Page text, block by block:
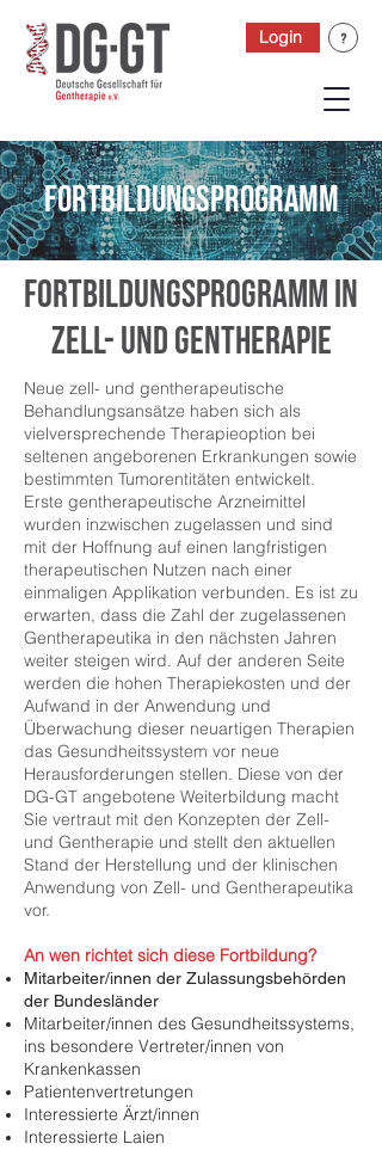
Login
Fortbildungsprogramm
Fortbildungsprogramm in
zell- und gentherapie
Neue zell- und gentherapeutische
Behandlungsansätze haben sich als
vielversprechende Therapieoption bei
seltenen angeborenen Erkrankungen sowie
bestimmten Tumorentitäten entwickelt.
Erste gentherapeutische Arzneimittel
wurden inzwischen zugelassen und sind
mit der Hoffnung auf einen langfristigen
therapeutischen Nutzen nach einer
einmaligen Applikation verbunden. Es ist zu
erwarten, dass die Zahl der zugelassenen
Gentherapeutika in den nächsten Jahren
weiter steigen wird. Auf der anderen Seite
werden die hohen Therapiekosten und der
Aufwand in der Anwendung und
Überwachung dieser neuartigen Therapien
das Gesundheitssystem vor neue
Herausforderungen stellen. Diese von der
DG-GT angebotene Weiterbildung macht
Sie vertraut mit den Konzepten der Zell-
und Gentherapie und stellt den aktuellen
Stand der Herstellung und der klinischen
Anwendung von Zell- und Gentherapeutika
vor.
An wen richtet sich diese Fortbildung?
Mitarbeiter/innen der Zulassungsbehörden
der Bundesländer
Mitarbeiter/innen des Gesundheitssystems,
ins besondere Vertreter/innen von
Krankenkassen
Patientenvertretungen
Interessierte Ärzt/innen
Interessierte Laien